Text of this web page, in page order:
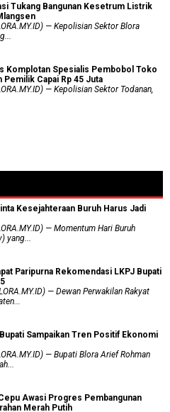
Tukang Bangunan Kesetrum Listrik
— Kepolisian Sektor Blora
Komplotan Spesialis Pembobol Toko
Pemilik Capai Rp 45 Juta
— Kepolisian Sektor Todanan,
Kesejahteraan Buruh Harus Jadi
— Momentum Hari Buruh
yang...
Paripurna Rekomendasi LKPJ Bupati
— Dewan Perwakilan Rakyat
Sampaikan Tren Positif Ekonomi
— Bupati Blora Arief Rohman
Awasi Progres Pembangunan
Merah Putih